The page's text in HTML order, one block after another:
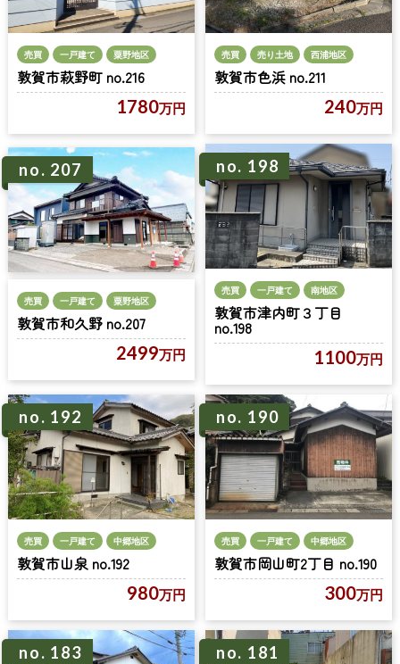
売買 一戸建て 粟野地区
敦賀市萩野町 no.216
1780万円
売買 売り土地 西浦地区
敦賀市色浜 no.211
240万円
no. 207
売買 一戸建て 粟野地区
敦賀市和久野 no.207
2499万円
no. 198
売買 一戸建て 南地区
敦賀市津内町３丁目
no.198
1100万円
no. 192
売買 一戸建て 中郷地区
敦賀市山泉 no.192
980万円
no. 190
売買 一戸建て 中郷地区
敦賀市岡山町2丁目 no.190
300万円
no. 183 no. 181